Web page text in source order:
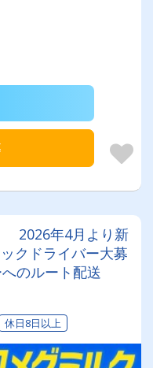
2026年4月より新
クドライバー大募
のルート配送
休日8日以上